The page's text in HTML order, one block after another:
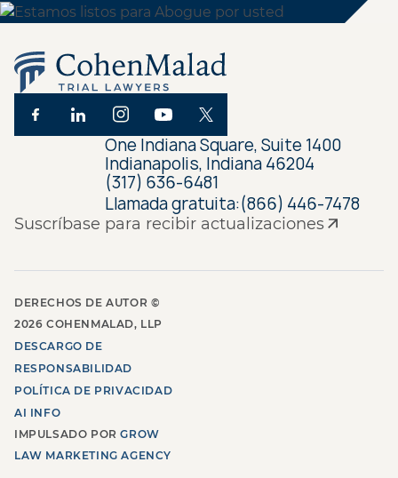
Suscríbase para recibir actualizaciones
One Indiana Square, Suite 1400
Indianapolis, Indiana 46204
(317) 636-6481
Llamada gratuita:(866) 446-7478
DERECHOS DE AUTOR ©
2026 COHENMALAD, LLP
DESCARGO DE
RESPONSABILIDAD
POLÍTICA DE PRIVACIDAD
AI INFO
IMPULSADO PORGROW
LAW MARKETING AGENCY